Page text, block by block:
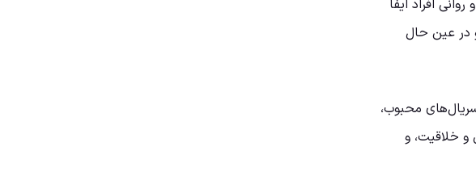
افراد ایفا
در عین حال
محبوب،
و خلاقیت، و